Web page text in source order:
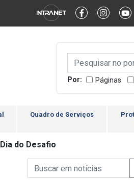
Alternar Alto Contraste Alternar
Campo de
Campo de Busca de
Por: Páginas
Quadro de Serviços
do Desafio
Campo de Busca
Campo de Busca de